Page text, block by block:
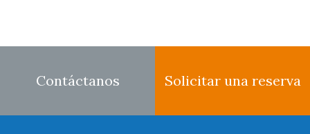
Contáctanos Solicitar una reserva